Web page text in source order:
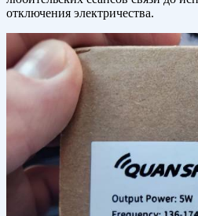
отключения электричества.